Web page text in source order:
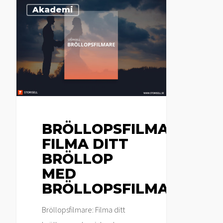
Filma
med
bröllopsfilmare
Akademi
BRÖLLOPSFILMARE:
FILMA DITT
BRÖLLOP
MED
BRÖLLOPSFILMARE
Bröllopsfilmare: Filma ditt